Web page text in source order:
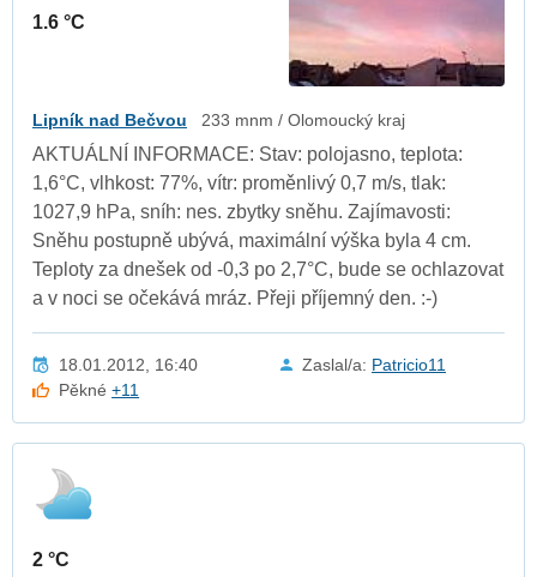
1.6 °C
Lipník nad Bečvou 233 mnm / Olomoucký kraj
AKTUÁLNÍ INFORMACE: Stav: polojasno, teplota:
1,6°C, vlhkost: 77%, vítr: proměnlivý 0,7 m/s, tlak:
1027,9 hPa, sníh: nes. zbytky sněhu. Zajímavosti:
Sněhu postupně ubývá, maximální výška byla 4 cm.
Teploty za dnešek od -0,3 po 2,7°C, bude se ochlazovat
a v noci se očekává mráz. Přeji příjemný den. :-)
18.01.2012, 16:40 Zaslal/a: Patricio11
Pěkné+11
2 °C